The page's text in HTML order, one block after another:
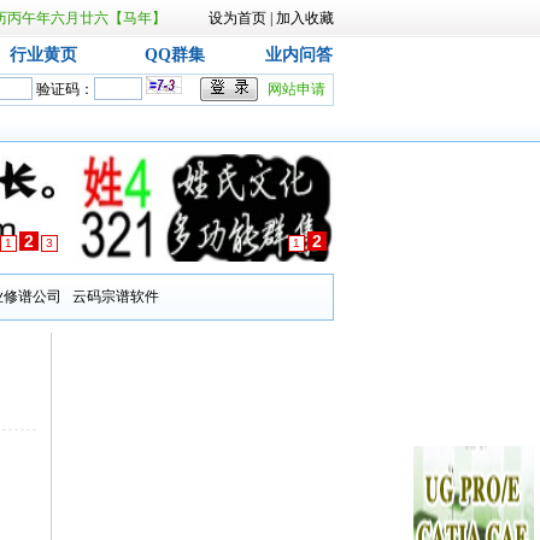
丙午年六月廿六【马年】 设为首页 加入收藏
行业黄页 QQ群集 业内问答
验证码： 网站申请
1 2 3 1 2
谱公司 云码宗谱软件